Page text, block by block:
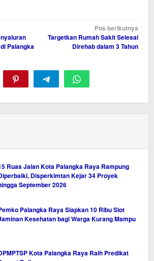
Palangka
Pos berikutnya
Targetkan Rumah Sakit Selesai
Direhab dalam 3 Tahun
Ruas Jalan Kota Palangka Raya Rampung
Disperkimtan Kejar 34 Proyek
September 2026
Palangka Raya Siapkan 10 Ribu Slot
Kesehatan bagi Warga Kurang Mampu
Kota Palangka Raya Raih Predikat